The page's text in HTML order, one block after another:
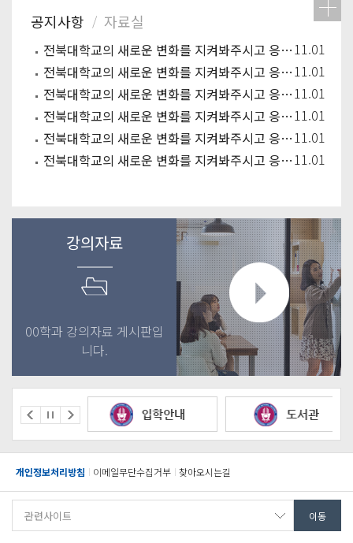
전북대학교의 새로운 변화를 지켜봐주시고 응원해주시기 바랍니다.11.01
전북대학교의 새로운 변화를 지켜봐주시고 응원해주시기 바랍니다.11.01
전북대학교의 새로운 변화를 지켜봐주시고 응원해주시기 바랍니다.11.01
전북대학교의 새로운 변화를 지켜봐주시고 응원해주시기 바랍니다.11.01
전북대학교의 새로운 변화를 지켜봐주시고 응원해주시기 바랍니다.11.01
전북대학교의 새로운 변화를 지켜봐주시고 응원해주시기 바랍니다.11.01
강의자료
00학과 강의자료 게시판입
니다.
개인정보처리방침 이메일무단수집거부 찾아오시는길